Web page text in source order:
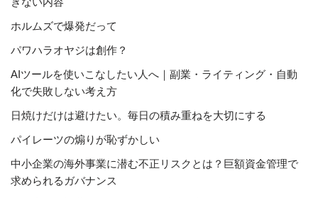
ホルムズで爆発だって
パワハラオヤジは創作？
AIツールを使いこなしたい人へ｜副業・ライティング・自動
化で失敗しない考え方
日焼けだけは避けたい。毎日の積み重ねを大切にする
パイレーツの煽りが恥ずかしい
中小企業の海外事業に潜む不正リスクとは？巨額資金管理で
求められるガバナンス